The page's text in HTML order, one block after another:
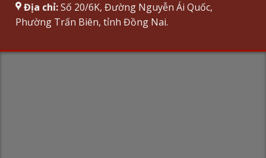
Địa chỉ:Số 20/6K, Đường Nguyễn Ái Quốc,
Phường Trấn Biên, tỉnh Đồng Nai.